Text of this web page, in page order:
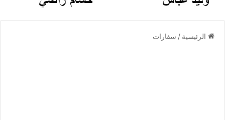
الرئيسية / سفارات